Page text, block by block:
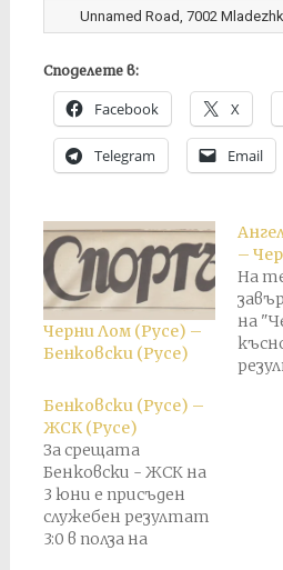
Unnamed Road, 7002
Споделете в:
Facebook X
Telegram Email
Черни Лом (Русе) –
Бенковски (Русе)
–
На
на
Бенковски (Русе) –
ЖСК (Русе)
За срещата
Бенковски - ЖСК на
3 юни е присъден
служебен резултат
3:0 в полза на